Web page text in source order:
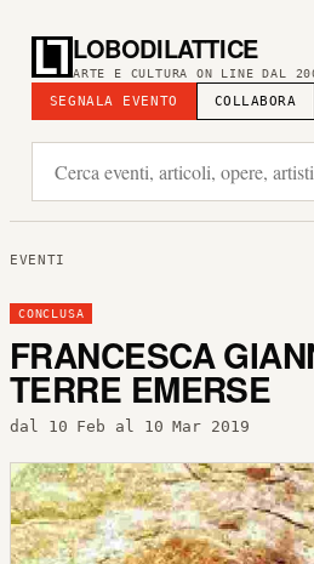
LOBODILATTICE
ARTE E CULTURA ON LINE DAL
SEGNALA EVENTO COLLABORA
EVENTI
CONCLUSA
FRANCESCA
TERRE EMERSE
dal 10 Feb al 10 Mar 2019